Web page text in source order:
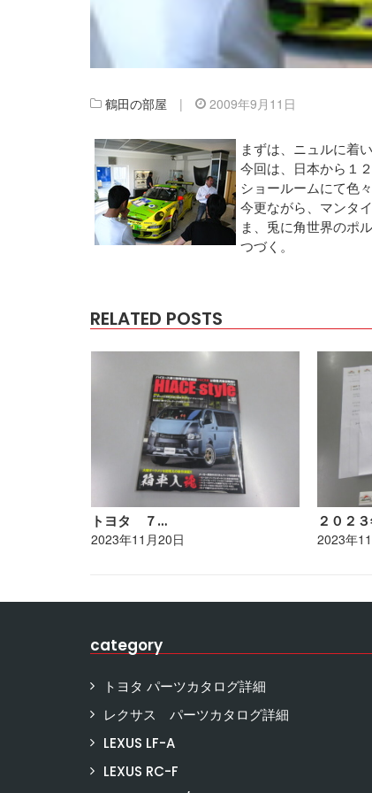
鶴田の部屋 | 2009年9月11日
まずは、ニュルに着
今回は、日本から１
ショールームにて色
今更ながら、マンタ
ま、兎に角世界のポ
つづく。
RELATED POSTS
トヨタ ７…
2023年11月20日
２０２
2023年
category
トヨタ パーツカタログ詳細
レクサス パーツカタログ詳細
LEXUS LF-A
LEXUS RC-F